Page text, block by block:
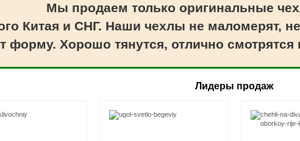
Мы продаем только оригинальные
Китая и СНГ. Наши чехлы не маломерят,
форму. Хорошо тянутся, отлично
Лидеры продаж